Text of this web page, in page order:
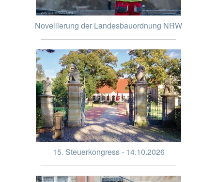
Novellierung der Landesbauordnung NRW
15. Steuerkongress - 14.10.2026